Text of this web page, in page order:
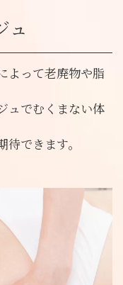
ュ
よって老廃物や脂
ュでむくまない体
できます。